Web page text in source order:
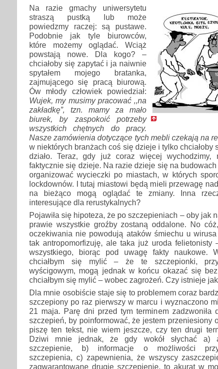
Na razie gmachy uniwersytetu
straszą pustką lub może
powiedzmy raczej: są pustawe.
Podobnie jak tyle biurowców,
które możemy oglądać. Wciąż
powstają nowe. Dla kogo? –
chciałoby się zapytać i ja naiwnie
spytałem mojego bratanka,
zajmującego się pracą biurową.
Ów młody człowiek powiedział:
Wujek, my musimy pracować ,,na
zakładkę”, tzn. mamy za mało
biurek, by zaspokoić potrzeby
wszystkich chętnych do pracy.
Nasze zamówienia dotyczące tych mebli czekają na
w niektórych branżach coś się dzieje i tylko chciałoby
działo. Teraz, gdy już coraz więcej wychodzimy,
faktycznie się dzieje. Na razie dzieje się na
organizować wycieczki po miastach, w których
lockdownów. I tutaj miastowi będą mieli przewagę
na bieżąco mogą oglądać te zmiany. Inna
interesujące dla rerustykalnych?
Pojawiła się hipoteza, że po szczepieniach – oby jak
prawie wszystkie groźby zostaną oddalone. No
oczekiwania nie powodują ataków śmiechu u
tak antropomorfizuję, ale taka już uroda felietonisty
wszystkiego, biorąc pod uwagę fakty naukowe.
chciałbym się mylić – że te szczepionki,
wyścigowym, mogą jednak w końcu okazać się
chciałbym się mylić – wobec zagrożeń. Czy istnieje
Dla mnie osobiście staje się to problemem coraz
szczepiony po raz pierwszy w marcu i wyznaczono
21 maja. Parę dni przed tym terminem zadzwoniła
szczepień, by poinformować, że jestem przeniesiony
piszę ten tekst, nie wiem jeszcze, czy ten drugi
Dziwi mnie jednak, że gdy wokół słychać a)
szczepienie, b) informacje o możliwości
szczepienia, c) zapewnienia, że wszyscy
zagwarantowane drugie szczepienie, to akurat w